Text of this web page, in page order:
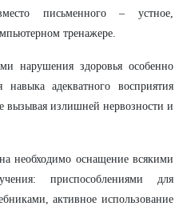
письменного – устное,
тренажере.
нарушения здоровья особенно
навыка адекватного восприятия
вызывая излишней нервозности и
необходимо оснащение всякими
приспособлениями для
активное использование